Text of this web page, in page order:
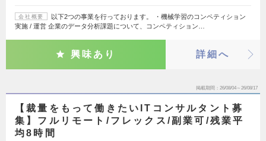
会社概要
以下2つの事業を行っております。 ・機械学習のコンペティション
実施 / 運営 企業のデータ分析課題について、コンペティション…
興味あり 詳細へ
掲載期間 26/08/04～26/08/17
【裁量をもって働きたいITコンサルタント募
集】フルリモート/フレックス/副業可/残業平
均8時間